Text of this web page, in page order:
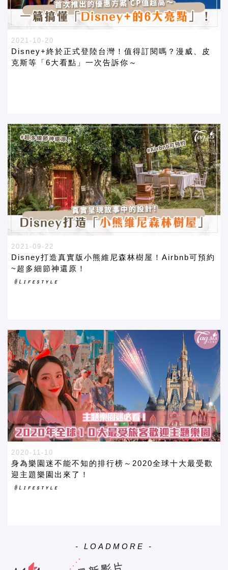
2021-10-20
Disney+終於正式登陸台灣！值得訂閱嗎？漫威、皮
克斯等「6大看點」一次告訴你～
2021-09-22
Disney打造真實版小熊維尼森林樹屋！Airbnb可預約
~超多細節神還原！
2020-11-10
身為樂園迷不能不知的排行榜～2020全球十大最受歡
迎主題樂園出來了！
- LOADMORE -